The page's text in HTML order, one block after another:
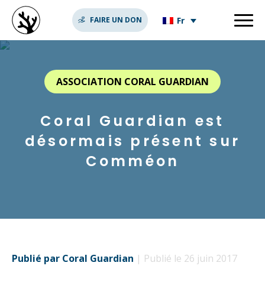
FAIRE UN DON Fr
ASSOCIATION CORAL GUARDIAN
Coral Guardian est
désormais présent sur
Comméon
Publié par Coral Guardian | Publié le 26 juin 2017